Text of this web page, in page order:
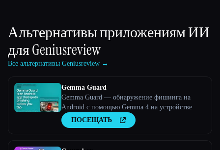
Альтернативы приложениям ИИ
дляGeniusreview
Все альтернативы Geniusreview →
Gemma Guard
Gemma Guard — обнаружение фишинга на
Android с помощью Gemma 4 на устройстве
ПОСЕЩАТЬ